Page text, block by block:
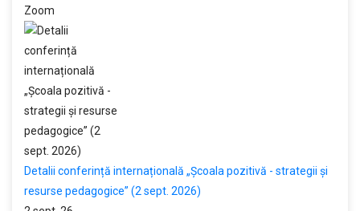
Zoom
Detalii conferință internațională „Școala pozitivă - strategii și
resurse pedagogice” (2 sept. 2026)